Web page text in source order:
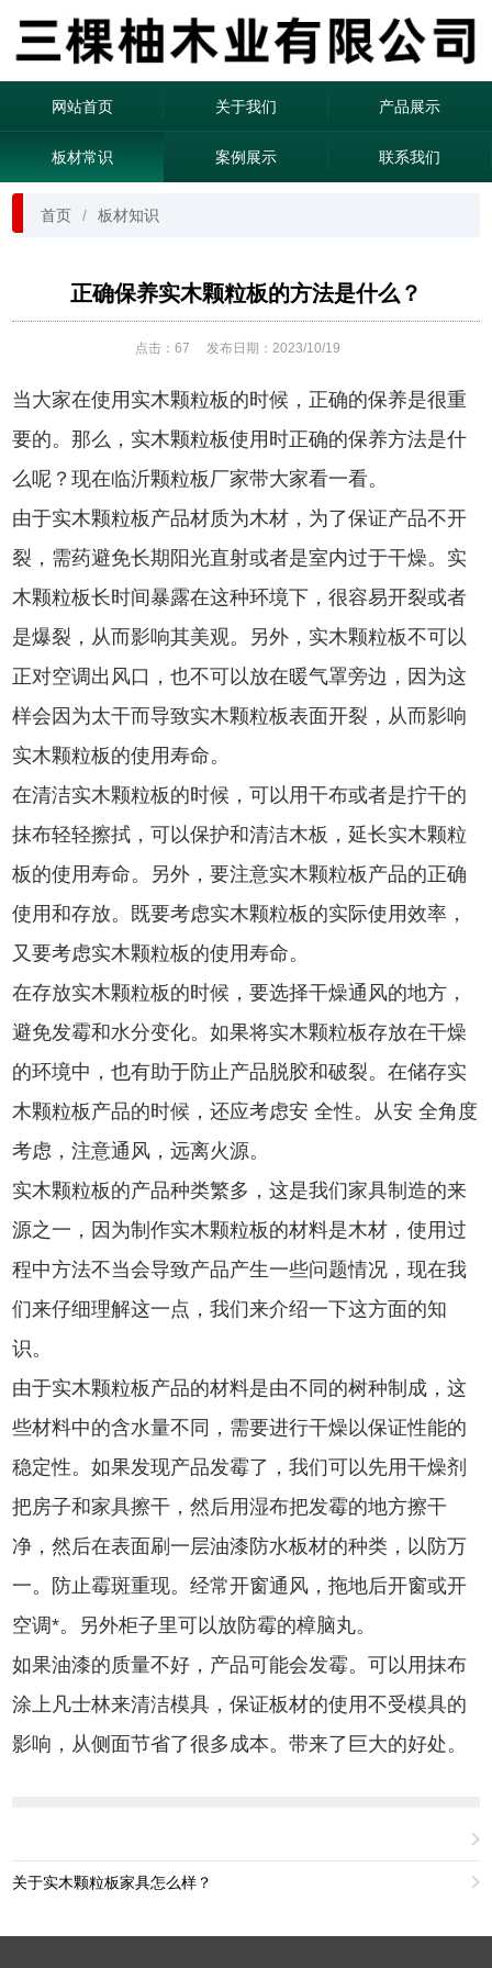
网站首页 关于我们 产品展示
板材常识 案例展示 联系我们
首页 板材知识
正确保养实木颗粒板的方法是什么？
点击： 67 发布日期：2023/10/19
当大家在使用实木颗粒板的时候，正确的保养是很重
要的。那么，实木颗粒板使用时正确的保养方法是什
么呢？现在临沂颗粒板厂家带大家看一看。
由于实木颗粒板产品材质为木材，为了保证产品不开
裂，需药避免长期阳光直射或者是室内过于干燥。实
木颗粒板长时间暴露在这种环境下，很容易开裂或者
是爆裂，从而影响其美观。另外，实木颗粒板不可以
正对空调出风口，也不可以放在暖气罩旁边，因为这
样会因为太干而导致实木颗粒板表面开裂，从而影响
实木颗粒板的使用寿命。
在清洁实木颗粒板的时候，可以用干布或者是拧干的
抹布轻轻擦拭，可以保护和清洁木板，延长实木颗粒
板的使用寿命。另外，要注意实木颗粒板产品的正确
使用和存放。既要考虑实木颗粒板的实际使用效率，
又要考虑实木颗粒板的使用寿命。
在存放实木颗粒板的时候，要选择干燥通风的地方，
避免发霉和水分变化。如果将实木颗粒板存放在干燥
的环境中，也有助于防止产品脱胶和破裂。在储存实
木颗粒板产品的时候，还应考虑安 全性。从安 全角度
考虑，注意通风，远离火源。
实木颗粒板的产品种类繁多，这是我们家具制造的来
源之一，因为制作实木颗粒板的材料是木材，使用过
程中方法不当会导致产品产生一些问题情况，现在我
们来仔细理解这一点，我们来介绍一下这方面的知
识。
由于实木颗粒板产品的材料是由不同的树种制成，这
些材料中的含水量不同，需要进行干燥以保证性能的
稳定性。如果发现产品发霉了，我们可以先用干燥剂
把房子和家具擦干，然后用湿布把发霉的地方擦干
净，然后在表面刷一层油漆防水板材的种类，以防万
一。防止霉斑重现。经常开窗通风，拖地后开窗或开
空调*。另外柜子里可以放防霉的樟脑丸。
如果油漆的质量不好，产品可能会发霉。可以用抹布
涂上凡士林来清洁模具，保证板材的使用不受模具的
影响，从侧面节省了很多成本。带来了巨大的好处。
关于实木颗粒板家具怎么样？